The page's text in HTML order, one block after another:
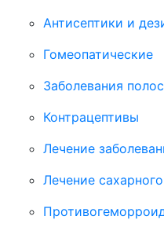
Антисептики и
Гомеопатические
Заболевания
Контрацептивы
Лечение
Лечение